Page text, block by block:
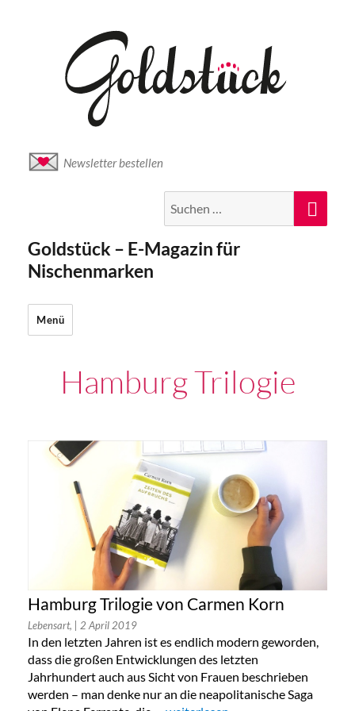
Newsletter bestellen
nach:
Goldstück – E-Magazin für
Nischenmarken
Menü
Hamburg Trilogie
Hamburg Trilogie von Carmen Korn
Lebensart, | 2 April 2019
In den letzten Jahren ist es endlich modern geworden,
dass die großen Entwicklungen des letzten
Jahrhundert auch aus Sicht von Frauen beschrieben
werden – man denke nur an die neapolitanische Saga